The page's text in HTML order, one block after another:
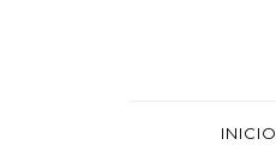
INICIO